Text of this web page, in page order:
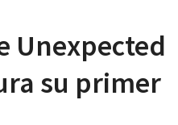
Unexpected
su primer